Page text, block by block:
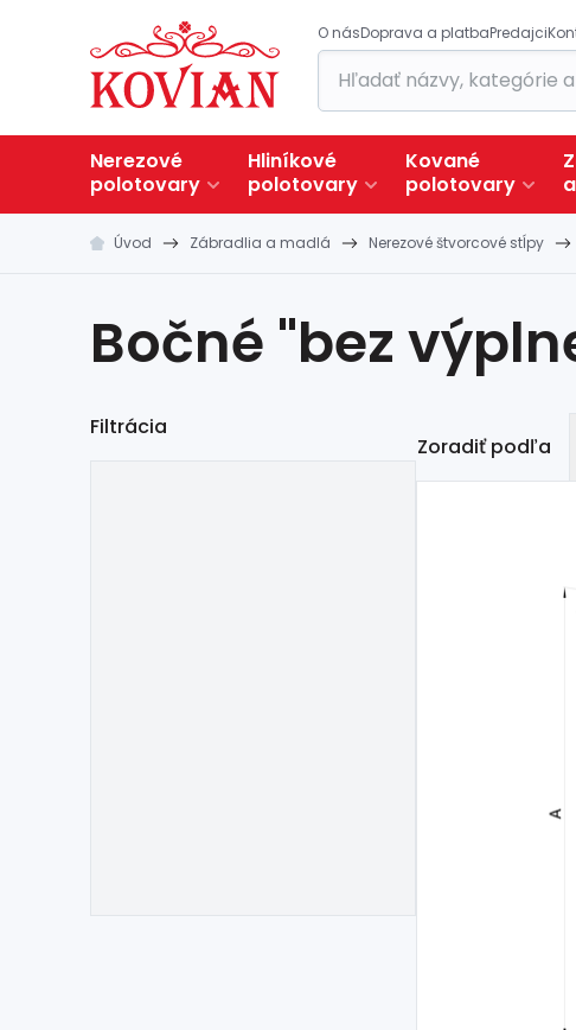
O násDoprava a platbaPredajci
Nerezové
polotovary
Hliníkové
polotovary
Kované
polotovary
a
Úvod Zábradlia a madlá Nerezové štvorcové stĺpy
Bočné "bez
Filtrácia
Zoradiť podľa